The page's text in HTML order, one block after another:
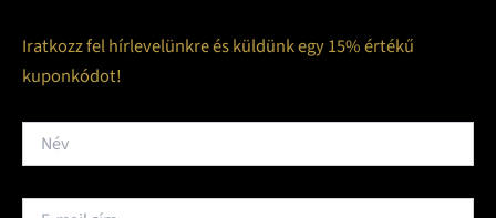
Iratkozz fel hírlevelünkre és küldünk egy 15% értékű
kuponkódot!